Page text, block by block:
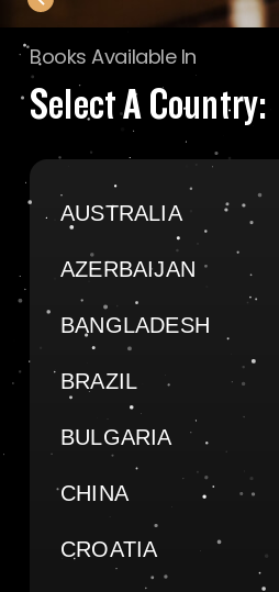
Books Available In
Select A Country:
AUSTRALIA
AZERBAIJAN
BANGLADESH
BRAZIL
BULGARIA
CHINA
CROATIA